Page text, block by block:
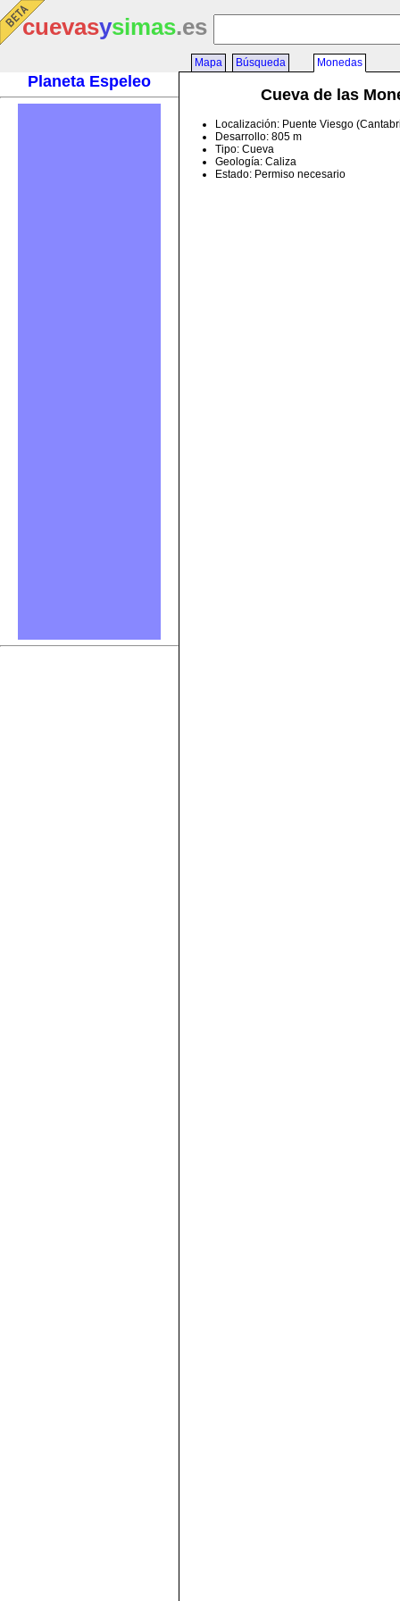
cuevasysimas.es
Planeta Espeleo
Mapa Búsqueda Monedas
Cueva de las
Localización: Puente Viesgo
Desarrollo: 805 m
Tipo: Cueva
Geología: Caliza
Estado: Permiso necesario